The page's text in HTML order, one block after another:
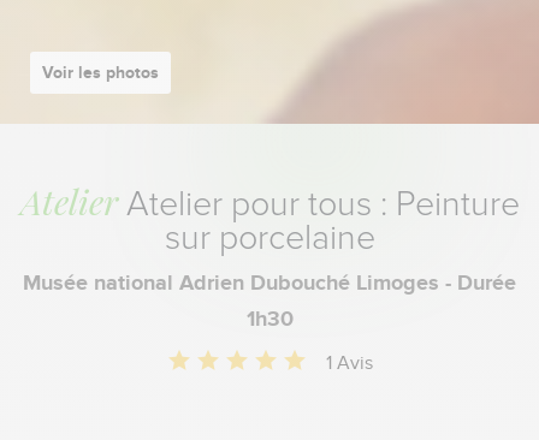
Voir les photos
AtelierAtelier pour tous : Peinture
sur porcelaine
Musée national Adrien Dubouché Limoges - Durée
1h30
1 Avis